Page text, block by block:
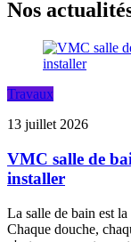
Nos
Travaux
13 juillet 2026
VMC salle de
installer
La salle de bain est
Chaque douche,